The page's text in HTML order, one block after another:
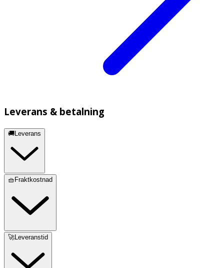
Leverans & betalning
🚚Leverans
🧺Fraktkostnad
🚀Leveranstid